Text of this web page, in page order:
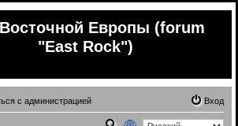
Европы (forum
"East Rock")
с администрацией Вход